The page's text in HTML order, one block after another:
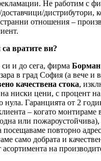
Не работим с
дистрибутори,
отношения –
вратите ви?
си и до сега, фирма
в град София (а вече и
качествена стока,
ниски цени, с процент
нула. Гаранцията от 2
– когато монтираме
или
посещаваме повторно
само добрата и
на